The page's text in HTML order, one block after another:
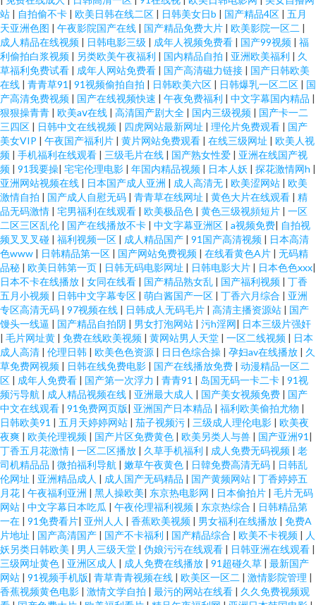
站 | 自拍偷不卡 | 欧美日韩在线二区 | 日韩美女日b | 国产精品4区 | 五月
天亚洲色图 | 午夜影院国产在线 | 国产精品免费大片 | 欧美影院一区二 |
成人精品在线视频 | 日韩电影三级 | 成年人视频免费看 | 国产99视频 | 福
利偷拍白浆视频 | 另类欧美午夜福利 | 国内精品自拍 | 亚洲欧美福利 | 久
草福利免费试看 | 成年人网站免费看 | 国产高清磁力链接 | 国产日韩欧美
在线 | 青青草91 | 91视频偷拍自拍 | 日韩欧美六区 | 日韩爆乳一区二区 | 国
产高清免费视频 | 国产在线视频快速 | 午夜免费福利 | 中文字幕国内精品 |
狠狠操青青 | 欧美aⅴ在线 | 高清国产剧大全 | 国内三级视频 | 国产卡一二
三四区 | 日韩中文在线视频 | 四虎网站最新网址 | 理伦片免费观看 | 国产
美女VIP | 午夜国产福利片 | 黄片网站免费观看 | 在线三级网址 | 欧美人视
频 | 手机福利在线观看 | 三级毛片在线 | 国产熟女性爱 | 亚洲在线国产视
频 | 91我要操| 宅宅伦理电影 | 年国内精品视频 | 日本人妖 | 探花激情网h |
亚洲网站视频在线 | 日本国产成人亚洲 | 成人高清无 | 欧美涩网站 | 欧美
激情自拍 | 国产成人自慰无码 | 青青草在线网址 | 黄色大片在线观看 | 精
品无码激情 | 宅男福利在线观看 | 欧美极品色 | 黄色三级视頻短片 | 一区
二区三区乱伦 | 国产在线播放不卡 | 中文字幕亚洲区 | a视频免费| 自拍视
频叉叉叉碰 | 福利视频一区 | 成人精品国产 | 91国产高清视频 | 日本高清
色www | 日韩精品第一区 | 国产网站免费视频 | 在线看黄色A片 | 无码精
品秘 | 欧美日韩第一页 | 日韩无码电影网址 | 日韩电影大片 | 日本色色xxx|
日本不卡在线播放 | 女同在线看 | 国产精品熟女乱 | 国产福利视频 | 丁香
五月小视频 | 日韩中文字幕专区 | 萌白酱国产一区 | 丁香六月综合 | 亚洲
专区高清无码 | 97视频在线 | 日韩成人无码毛片 | 高清主播资源站 | 国产
馒头一线逼 | 国产精品自拍阴 | 男女打泡网站 | 污h淫网| 日本三级片强奸
| 毛片网址黄 | 免费在线欧美视频 | 黄网站男人天堂 | 一区二线视频 | 日本
成人高清 | 伦理日韩 | 欧美色色资源 | 日日色综合操 | 孕妇av在线播放 | 久
草免费网视频 | 日韩在线免费电影 | 国产在线播放免费 | 动漫精品一区二
区 | 成年人免费看 | 国产第一次浮力 | 青青91 | 岛国无码一卡二卡 | 91视
频污导航 | 成人精品视频在线 | 亚洲最大成人 | 国产美女视频免费 | 国产
中文在线观看 | 91免费网页版| 亚洲国产日本精品 | 福利欧美偷拍尤物 |
日韩欧美91 | 五月天婷婷网站 | 茄子视频污 | 三级成人理伦电影 | 欧美夜
夜爽 | 欧美伦理视频 | 国产片区免费黄色 | 欧美另类人与兽 | 国产亚洲91 |
丁香五月花激情 | 一区二区播放 | 久草手机福利 | 成人免费无码视频 | 老
司机精品品 | 微拍福利导航 | 嫩草午夜黄色 | 日韓免费高清无码 | 日韩乱
伦网址 | 亚洲精品成人 | 成人国产无码精品 | 国产黄频网站 | 丁香婷婷五
月花 | 午夜福利亚洲 | 黑人操欧美| 东京热电影网 | 日本偷拍片 | 毛片无码
网站 | 中文字幕日本吃瓜 | 午夜伦理福利视频 | 东京热综合 | 日韩精品第
一在 | 91免费看片| 亚州人人 | 香蕉欧美视频 | 男女福利在线播放 | 免费A
片地址 | 国产高清国产 | 国产不卡福利 | 国产精品综合 | 欧美不卡视频 | 人
妖另类日韩欧美 | 男人三级天堂 | 伪娘污污在线观看 | 日韩亚洲在线观看 |
三级网址黄色 | 亚洲区成人 | 成人免费在线播放 | 91超碰久草 | 最新国产
网站 | 91视频手机版| 青草青青视频在线 | 欧美区一区二 | 激情影院管理 |
香蕉视频黄色电影 | 激情文学自拍 | 最污的网站在线看 | 久久免费视频观